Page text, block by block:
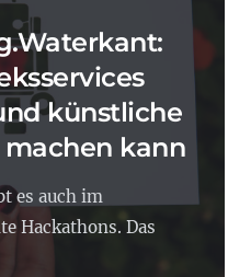
künstliche
kann
es auch im
Hackathons. Das